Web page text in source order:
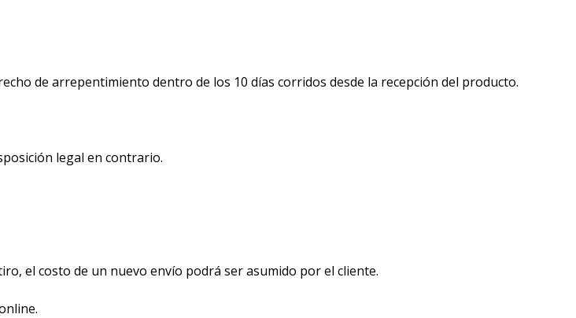
de arrepentimiento dentro de los 10 días corridos desde la recepción del producto.
legal en contrario.
el costo de un nuevo envío podrá ser asumido por el cliente.